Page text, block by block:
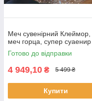
Меч сувенірний Клеймор,
меч горца, супер суаенир
Готово до відправки
4 949,10 ₴ 5 499 ₴
Купити